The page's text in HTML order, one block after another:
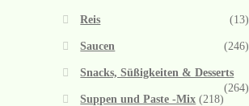
Reis (13)
Saucen (246)
Snacks, Süßigkeiten & Desserts
(264)
Suppen und Paste -Mix (218)